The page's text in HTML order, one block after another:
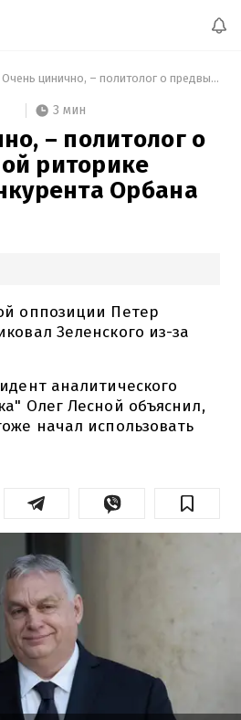
Очень цинично, – политолог о предвыборной риторике главного конкурента Орбана
3 мин
– политолог о
риторике
Орбана
оппозиции Петер
Зеленского из-за
аналитического
Олег Лесной объяснил,
начал использовать